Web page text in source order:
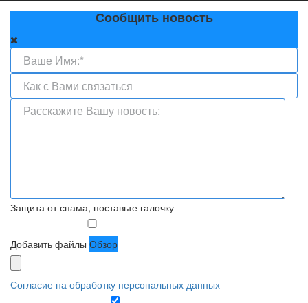
Сообщить новость
Защита от спама, поставьте галочку
Добавить файлы Обзор
Согласие на обработку персональных данных